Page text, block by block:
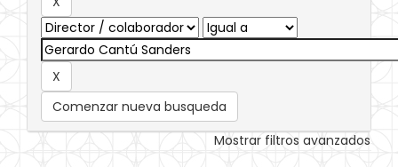
Comenzar nueva busqueda
Mostrar filtros avanzados